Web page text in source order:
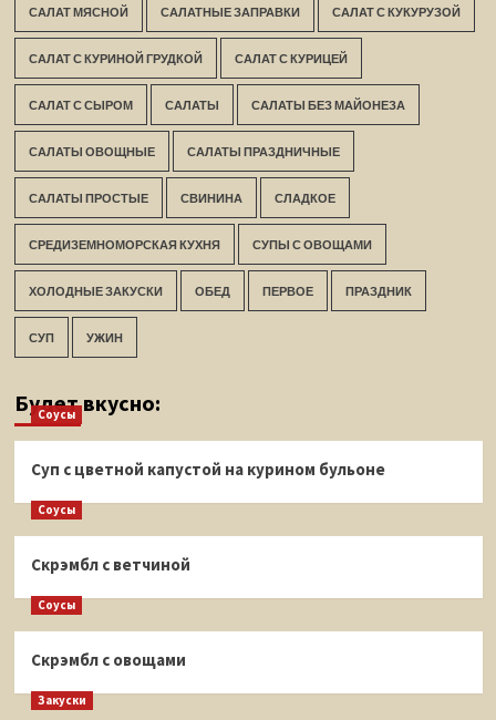
САЛАТ МЯСНОЙ САЛАТНЫЕ ЗАПРАВКИ САЛАТ С КУКУРУЗОЙ
САЛАТ С КУРИНОЙ ГРУДКОЙ САЛАТ С КУРИЦЕЙ
САЛАТ С СЫРОМ САЛАТЫ САЛАТЫ БЕЗ МАЙОНЕЗА
САЛАТЫ ОВОЩНЫЕ САЛАТЫ ПРАЗДНИЧНЫЕ
САЛАТЫ ПРОСТЫЕ СВИНИНА СЛАДКОЕ
СРЕДИЗЕМНОМОРСКАЯ КУХНЯ СУПЫ С ОВОЩАМИ
ХОЛОДНЫЕ ЗАКУСКИ ОБЕД ПЕРВОЕ ПРАЗДНИК
СУП УЖИН
Будет вкусно:
Соусы
Суп с цветной капустой на курином бульоне
Соусы
Скрэмбл с ветчиной
Соусы
Скрэмбл с овощами
Закуски